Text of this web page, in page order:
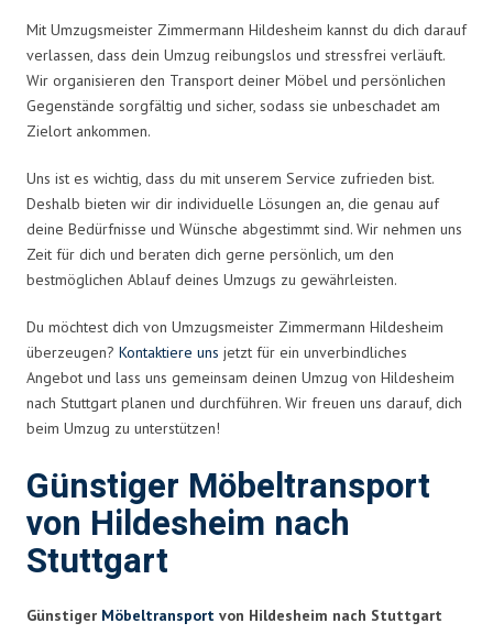
Mit Umzugsmeister Zimmermann Hildesheim kannst du dich darauf
verlassen, dass dein Umzug reibungslos und stressfrei verläuft.
Wir organisieren den Transport deiner Möbel und persönlichen
Gegenstände sorgfältig und sicher, sodass sie unbeschadet am
Zielort ankommen.
Uns ist es wichtig, dass du mit unserem Service zufrieden bist.
Deshalb bieten wir dir individuelle Lösungen an, die genau auf
deine Bedürfnisse und Wünsche abgestimmt sind. Wir nehmen uns
Zeit für dich und beraten dich gerne persönlich, um den
bestmöglichen Ablauf deines Umzugs zu gewährleisten.
Du möchtest dich von Umzugsmeister Zimmermann Hildesheim
überzeugen? Kontaktiere uns jetzt für ein unverbindliches
Angebot und lass uns gemeinsam deinen Umzug von Hildesheim
nach Stuttgart planen und durchführen. Wir freuen uns darauf, dich
beim Umzug zu unterstützen!
Günstiger Möbeltransport
von Hildesheim nach
Stuttgart
Günstiger Möbeltransport von Hildesheim nach Stuttgart